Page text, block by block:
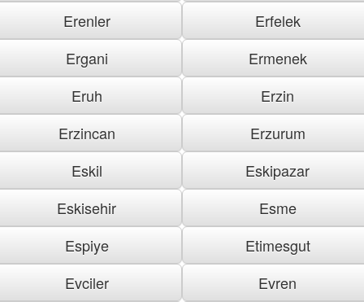
Erenler
Erfelek
Ergani
Ermenek
Eruh
Erzin
Erzincan
Erzurum
Eskil
Eskipazar
Eskisehir
Esme
Espiye
Etimesgut
Evciler
Evren